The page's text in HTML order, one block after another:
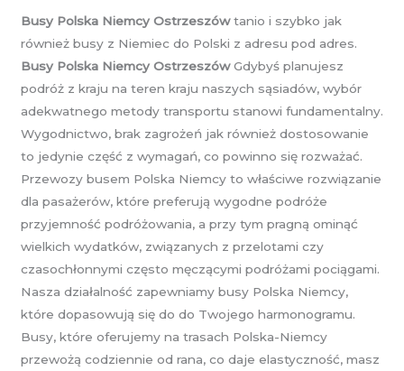
Busy Polska Niemcy Ostrzeszówtanio i szybko jak
również busy z Niemiec do Polski z adresu pod adres.
Busy Polska Niemcy OstrzeszówGdybyś planujesz
podróż z kraju na teren kraju naszych sąsiadów, wybór
adekwatnego metody transportu stanowi fundamentalny.
Wygodnictwo, brak zagrożeń jak również dostosowanie
to jedynie część z wymagań, co powinno się rozważać.
Przewozy busem Polska Niemcy to właściwe rozwiązanie
dla pasażerów, które preferują wygodne podróże
przyjemność podróżowania, a przy tym pragną ominąć
wielkich wydatków, związanych z przelotami czy
czasochłonnymi często męczącymi podróżami pociągami.
Nasza działalność zapewniamy busy Polska Niemcy,
które dopasowują się do do Twojego harmonogramu.
Busy, które oferujemy na trasach Polska-Niemcy
przewożą codziennie od rana, co daje elastyczność, masz